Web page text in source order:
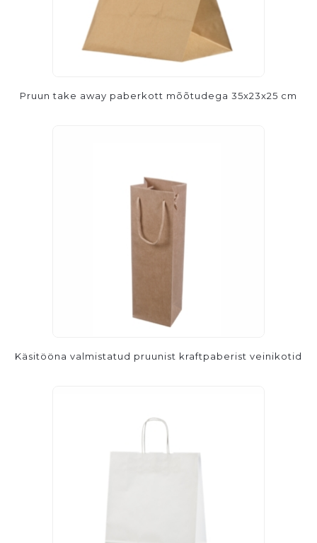
Pruun take away paberkott mõõtudega 35x23x25 cm
Käsitööna valmistatud pruunist kraftpaberist veinikotid